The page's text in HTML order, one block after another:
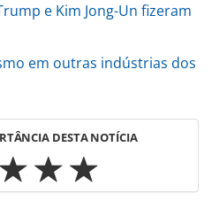
e Kim Jong-Un fizeram
em outras indústrias dos
DESTA NOTÍCIA